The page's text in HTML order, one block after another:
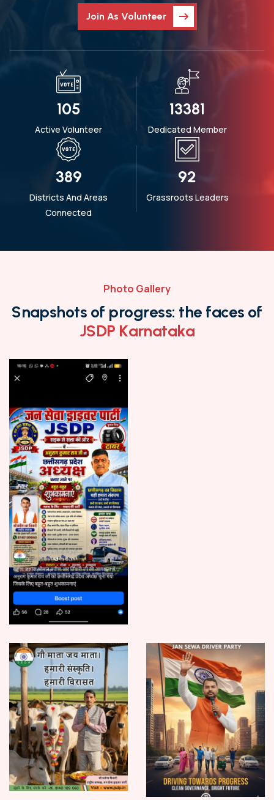
Join As Volunteer
163
Active Volunteer
20650
Dedicated Member
612
Districts And Areas
Connected
145
Grassroots Leaders
Photo Gallery
Snapshots of progress: the faces of
JSDP Karnataka